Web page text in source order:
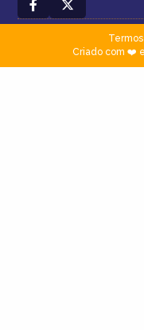
Termos|
Criado com ❤️